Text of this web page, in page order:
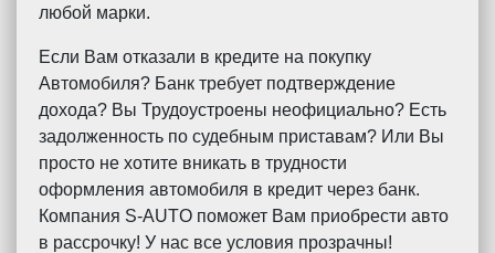
любой марки.
Если Вам отказали в кредите на покупку
Автомобиля? Банк требует подтверждение
дохода? Вы Трудоустроены неофициально? Есть
задолженность по судебным приставам? Или Вы
просто не хотите вникать в трудности
оформления автомобиля в кредит через банк.
Компания S-AUTO поможет Вам приобрести авто
в рассрочку! У нас все условия прозрачны!